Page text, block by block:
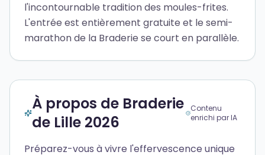
l'incontournable tradition des moules-frites.
L'entrée est entièrement gratuite et le semi-
marathon de la Braderie se court en parallèle.
À propos de Braderie
de Lille 2026
Contenu
enrichi par IA
Préparez-vous à vivre l'effervescence unique